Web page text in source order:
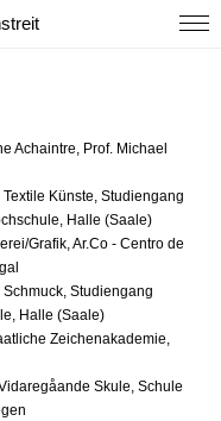
Achaintre, Prof. Michael
Künste, Studiengang
Halle (Saale)
Grafik, Ar.Co - Centro de
Studiengang
Halle (Saale)
Zeichenakademie,
Skule, Schule